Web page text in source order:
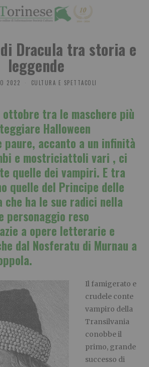
Dracula tra storia e
leggende
2022 CULTURA E SPETTACOLI
ottobre tra le maschere più
Halloween
paure, accanto a un infinità
e mostriciattoli vari , ci
quelle dei vampiri. E tra
quelle del Principe delle
che ha le sue radici nella
reso
a opere letterarie e
dal Nosferatu di Murnau a
Il famigerato e
crudele conte
vampiro della
Transilvania
conobbe il
primo, grande
successo di